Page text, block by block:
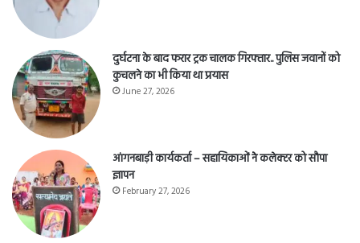
दुर्घटना के बाद फरार ट्रक चालक गिरफ्तार.. पुलिस जवानों को
कुचलने का भी किया था प्रयास
June 27, 2026
आंगनबाड़ी कार्यकर्ता – सहायिकाओं नेे कलेक्टर को सौपा
ज्ञापन
February 27, 2026